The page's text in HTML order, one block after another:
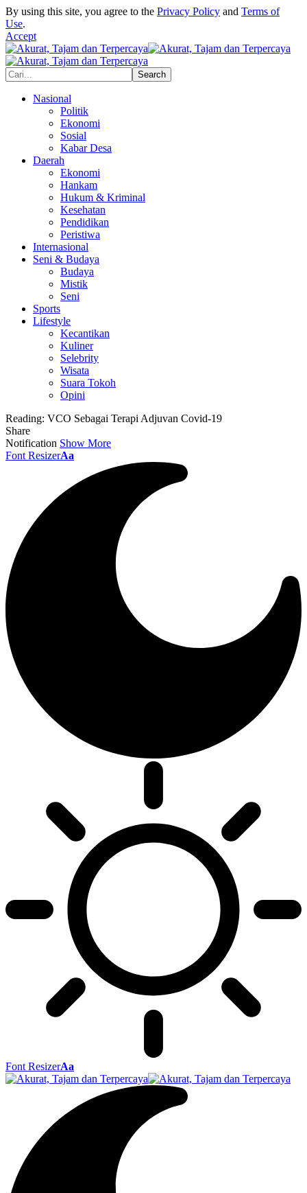
By using this site, you agree to the Privacy Policy and Terms of
Use.
Accept
Nasional
Politik
Ekonomi
Sosial
Kabar Desa
Daerah
Ekonomi
Hankam
Hukum & Kriminal
Kesehatan
Pendidikan
Peristiwa
Internasional
Seni & Budaya
Budaya
Mistik
Seni
Sports
Lifestyle
Kecantikan
Kuliner
Selebrity
Wisata
Suara Tokoh
Opini
Reading: VCO Sebagai Terapi Adjuvan Covid-19
Share
Notification Show More
Font ResizerAa
Font ResizerAa